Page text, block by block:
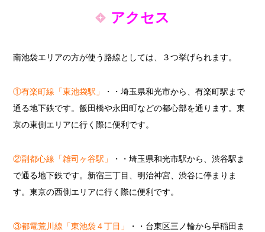
アクセス
南池袋エリアの方が使う路線としては、３つ挙げられます。
①有楽町線「東池袋駅」
・・埼玉県和光市から、有楽町駅まで
通る地下鉄です。飯田橋や永田町などの都心部を通ります。東
京の東側エリアに行く際に便利です。
②副都心線「雑司ヶ谷駅」
・・埼玉県和光市駅から、渋谷駅ま
で通る地下鉄です。新宿三丁目、明治神宮、渋谷に停まりま
す。東京の西側エリアに行く際に便利です。
③都電荒川線「東池袋４丁目」
・・台東区三ノ輪から早稲田ま